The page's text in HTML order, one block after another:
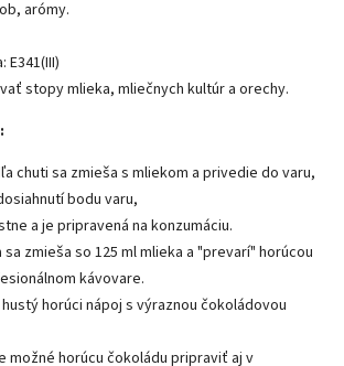
arómy.
E341(III)
stopy mlieka, mliečnych kultúr a orechy.
chuti sa zmieša s mliekom a privedie do varu,
bodu varu,
a je pripravená na konzumáciu.
zmieša so 125 ml mlieka a "prevarí" horúcou
kávovare.
horúci nápoj s výraznou čokoládovou
možné horúcu čokoládu pripraviť aj v